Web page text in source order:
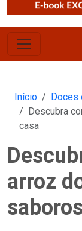
Início
Doces
Descubra
casa
arroz